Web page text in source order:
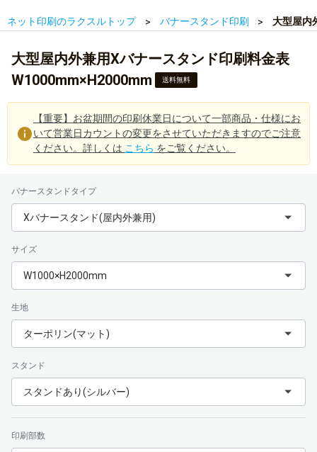
ネット印刷のラクスルトップ バナースタンド印刷 大型屋内
大型屋内外兼用Xバナースタンド印刷料金表
W1000mm×H2000mm
送料無料
【重要】お盆期間の印刷休業日について一部商品・仕様にお
いて営業日カウントの変更をさせていただきますのでご注意
ください。詳しくは こちら をご覧ください。
バナースタンドタイプ
Xバナースタンド(屋内外兼用)
サイズ
W1000×H2000mm
生地
ターポリン(マット)
スタンド
スタンドあり(シルバー)
印刷部数